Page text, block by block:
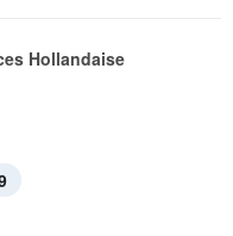
Hollandaise